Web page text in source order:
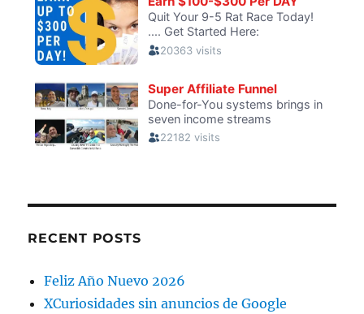
RECENT POSTS
Feliz Año Nuevo 2026
XCuriosidades sin anuncios de Google